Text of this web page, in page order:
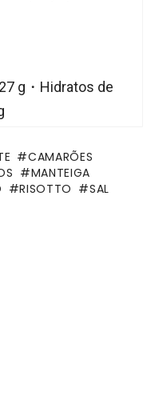
g・Hidratos de
CAMARÕES
MANTEIGA
RISOTTO SAL